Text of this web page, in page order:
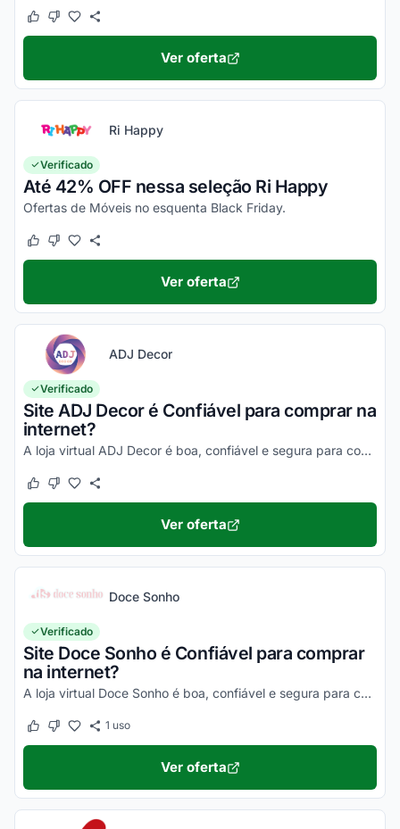
Este cupom funcionou
Este cupom não funcionou
Ver oferta
Ri Happy
Verificado
Até 42% OFF nessa seleção Ri Happy
Ofertas de Móveis no esquenta Black Friday.
Este cupom funcionou
Este cupom não funcionou
Ver oferta
ADJ Decor
Verificado
Site ADJ Decor é Confiável para comprar na
internet?
A loja virtual ADJ Decor é boa, confiável e segura para compras online. Pesquise, confira os comentários e constate!
Este cupom funcionou
Este cupom não funcionou
Ver oferta
Doce Sonho
Verificado
Site Doce Sonho é Confiável para comprar
na internet?
A loja virtual Doce Sonho é boa, confiável e segura para compras online. Pesquise, confira os comentários e constate!
Este cupom funcionou
Este cupom não funcionou
1 uso
Ver oferta